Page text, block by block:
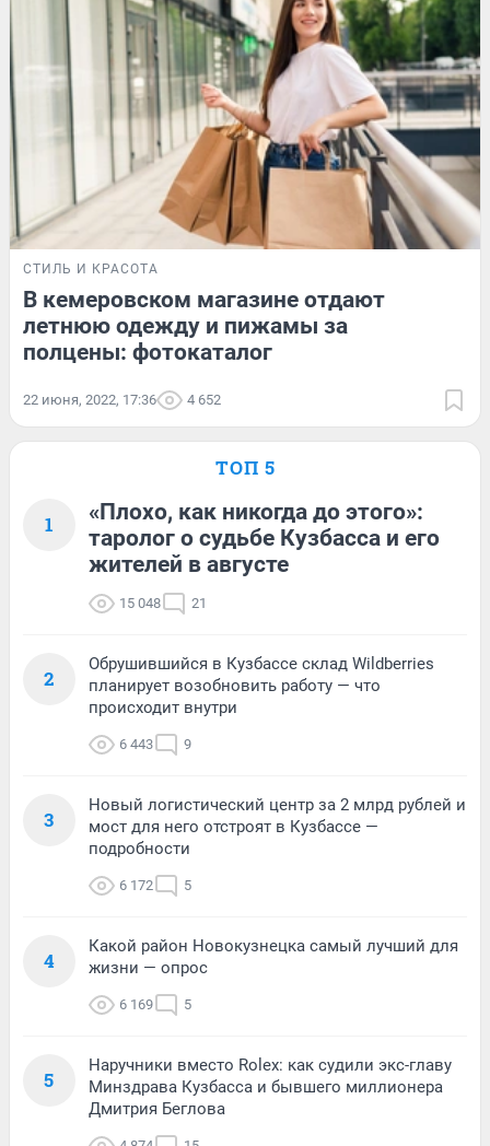
СТИЛЬ И КРАСОТА
В кемеровском магазине отдают
летнюю одежду и пижамы за
полцены: фотокаталог
22 июня, 2022, 17:36 4 652
ТОП 5
1
«Плохо, как никогда до этого»:
таролог о судьбе Кузбасса и его
жителей в августе
15 048 21
2
Обрушившийся в Кузбассе склад Wildberries
планирует возобновить работу — что
происходит внутри
6 443 9
3
Новый логистический центр за 2 млрд рублей и
мост для него отстроят в Кузбассе —
подробности
6 172 5
4
Какой район Новокузнецка самый лучший для
жизни — опрос
6 169 5
5
Наручники вместо Rolex: как судили экс-главу
Минздрава Кузбасса и бывшего миллионера
Дмитрия Беглова